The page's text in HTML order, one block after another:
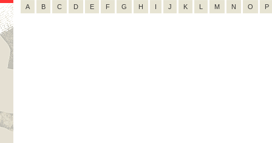
A B C D E F G H I J K L M N O P